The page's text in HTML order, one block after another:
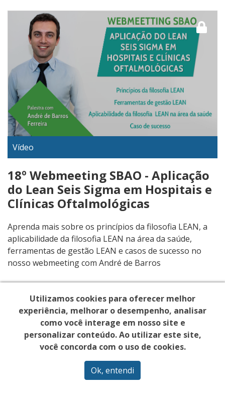
Vídeo
18º Webmeeting SBAO - Aplicação
do Lean Seis Sigma em Hospitais e
Clínicas Oftalmológicas
Aprenda mais sobre os princípios da filosofia LEAN, a
aplicabilidade da filosofia LEAN na área da saúde,
ferramentas de gestão LEAN e casos de sucesso no
nosso webmeeting com André de Barros
Utilizamos cookies para oferecer melhor
experiência, melhorar o desempenho, analisar
como você interage em nosso site e
personalizar conteúdo. Ao utilizar este site,
você concorda com o uso de cookies.
Ok, entendi